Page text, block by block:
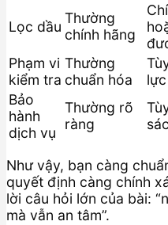
Lọc dầu
Thường
chính hãng
Phạm vi
kiểm tra
Thường
chuẩn hóa
Bảo
hành
dịch vụ
Thường rõ
ràng
Như vậy, bạn càng
quyết định càng chính
lời câu hỏi lớn của bài:
mà vẫn an tâm”.